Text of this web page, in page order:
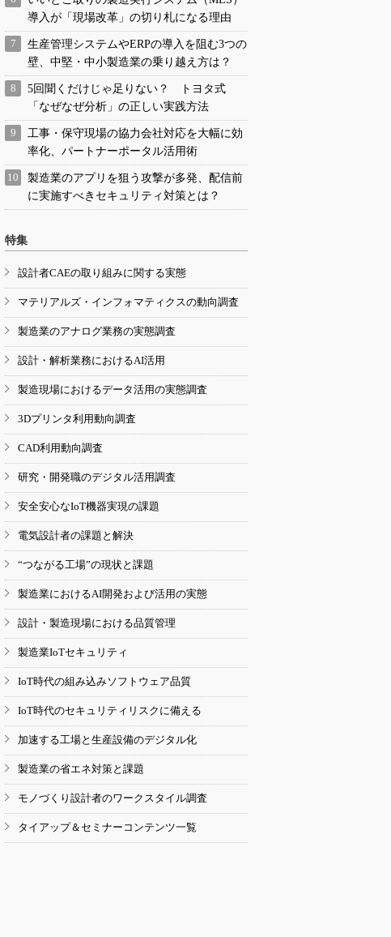
導入が「現場改革」の切り札になる理由
生産管理システムやERPの導入を阻む3つの
壁、中堅・中小製造業の乗り越え方は？
5回聞くだけじゃ足りない？ トヨタ式
「なぜなぜ分析」の正しい実践方法
工事・保守現場の協力会社対応を大幅に効
率化、パートナーポータル活用術
製造業のアプリを狙う攻撃が多発、配信前
に実施すべきセキュリティ対策とは？
特集
設計者CAEの取り組みに関する実態
マテリアルズ・インフォマティクスの動向調査
製造業のアナログ業務の実態調査
設計・解析業務におけるAI活用
製造現場におけるデータ活用の実態調査
3Dプリンタ利用動向調査
CAD利用動向調査
研究・開発職のデジタル活用調査
安全安心なIoT機器実現の課題
電気設計者の課題と解決
“つながる工場”の現状と課題
製造業におけるAI開発および活用の実態
設計・製造現場における品質管理
製造業IoTセキュリティ
IoT時代の組み込みソフトウェア品質
IoT時代のセキュリティリスクに備える
加速する工場と生産設備のデジタル化
製造業の省エネ対策と課題
モノづくり設計者のワークスタイル調査
タイアップ＆セミナーコンテンツ一覧